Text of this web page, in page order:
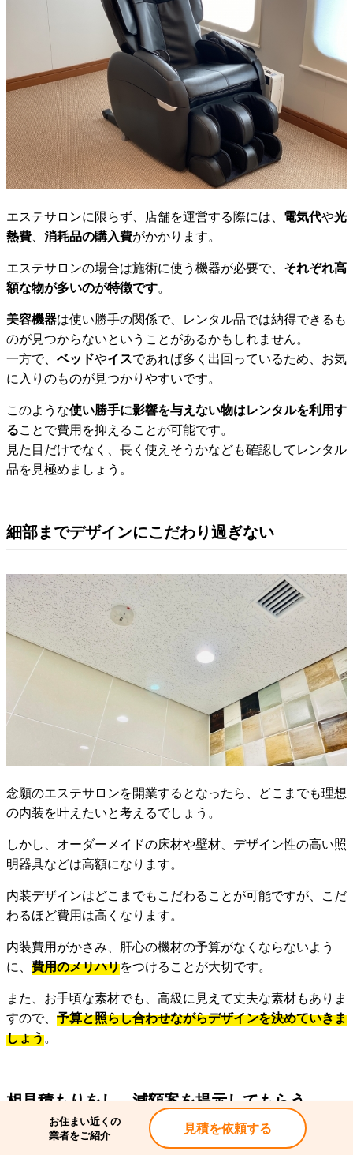
エステサロンに限らず、店舗を運営する際には、 電気代や光
熱費、 消耗品の購入費がかかります。
エステサロンの場合は施術に使う機器が必要で、 それぞれ高
額な物が多いのが特徴です。
美容機器は使い勝手の関係で、レンタル品では納得できるも
のが見つからないということがあるかもしれません。
一方で、 ベッドやイスであれば多く出回っているため、お気
に入りのものが見つかりやすいです。
このような使い勝手に影響を与えない物はレンタルを利用す
ることで費用を抑えることが可能です。
見た目だけでなく、長く使えそうかなども確認してレンタル
品を見極めましょう。
細部までデザインにこだわり過ぎない
念願のエステサロンを開業するとなったら、どこまでも理想
の内装を叶えたいと考えるでしょう。
しかし、オーダーメイドの床材や壁材、デザイン性の高い照
明器具などは高額になります。
内装デザインはどこまでもこだわることが可能ですが、こだ
わるほど費用は高くなります。
内装費用がかさみ、肝心の機材の予算がなくならないよう
に、 費用のメリハリをつけることが大切です。
また、お手頃な素材でも、高級に見えて丈夫な素材もありま
すので、 予算と照らし合わせながらデザインを決めていきま
しょう。
相見積もりをし、減額案を提示してもらう
お住まい近くの
業者をご紹介
見積を依頼する